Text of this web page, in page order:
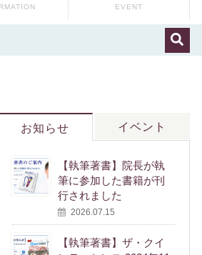
EVENT
お知らせ イベント
【執筆著書】院長が執
筆に参加した書籍が刊
行されました
2026.07.15
【執筆著書】ザ・クイ